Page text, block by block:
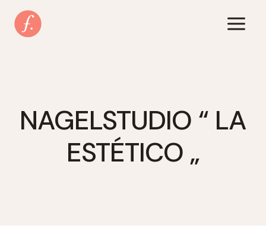
Inhalt
springen
NAGELSTUDIO “ LA
ESTÉTICO „